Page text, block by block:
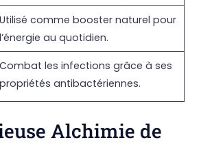
Utilisé comme booster naturel pour
l’énergie au quotidien.
Combat les infections grâce à ses
propriétés antibactériennes.
Alchimie de